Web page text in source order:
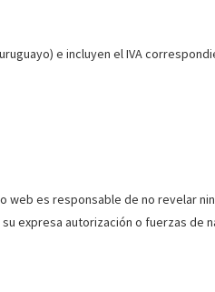
e incluyen el IVA
es responsable de no revelar
expresa autorización o fuerzas de